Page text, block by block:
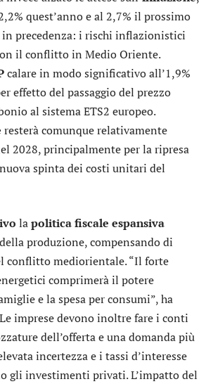
quest’anno e al 2,7% il prossimo
precedenza: i rischi inflazionistici
il conflitto in Medio Oriente.
calare in modo significativo all’1,9%
effetto del passaggio del prezzo
al sistema ETS2 europeo.
resterà comunque relativamente
2028, principalmente per la ripresa
spinta dei costi unitari del
lapolitica fiscale espansiva
produzione, compensando di
conflitto mediorientale. “Il forte
comprimerà il potere
e la spesa per consumi”, ha
imprese devono inoltre fare i conti
dell’offerta e una domanda più
incertezza e i tassi d’interesse
gli investimenti privati. L’impatto del